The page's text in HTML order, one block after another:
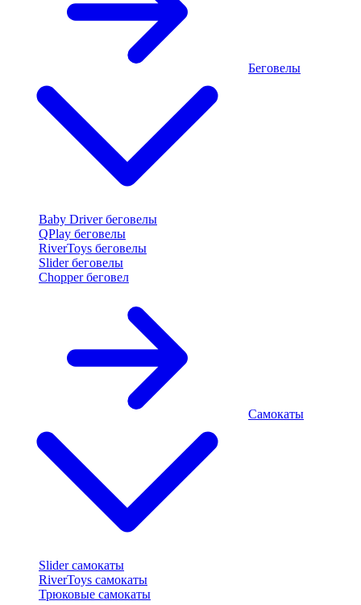
Беговелы
Baby Driver беговелы
QPlay беговелы
RiverToys беговелы
Slider беговелы
Chopper беговел
Самокаты
Slider самокаты
RiverToys самокаты
Трюковые самокаты